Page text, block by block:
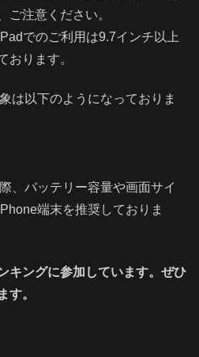
ご注意ください。
でのご利用は9.7インチ以上
おります。
は以下のようになっておりま
、バッテリー容量や画面サイ
端末を推奨しておりま
キングに参加しています。ぜひ
す。